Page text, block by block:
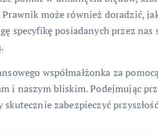
może również doradzić,
specyfikę posiadanych przez
współmałżonka za
i naszym bliskim. Podejmując
zabezpieczyć